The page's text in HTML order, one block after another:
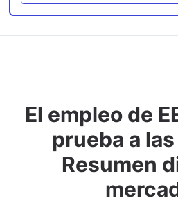
El empleo de
prueba a las
Resumen